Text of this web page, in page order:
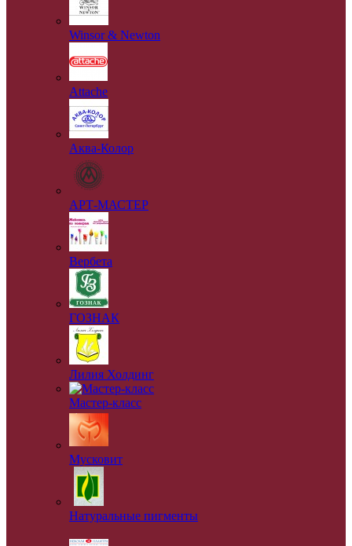
Winsor & Newton
Аttache
Аква-Колор
АРТ-МАСТЕР
Вербета
ГОЗНАК
Лилия Холдинг
Мастер-класс
Мусковит
Натуральные пигменты